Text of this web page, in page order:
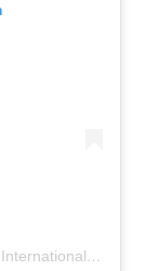
Uma publicação compartilhada por BigOne International PIU event (@bigoneoficial)